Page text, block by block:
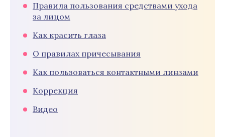
Правила пользования средствами ухода
за лицом
Как красить глаза
О правилах причесывания
Как пользоваться контактными линзами
Коррекция
Видео